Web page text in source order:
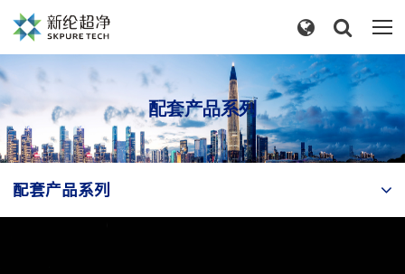
配套产品系列
配套产品系列